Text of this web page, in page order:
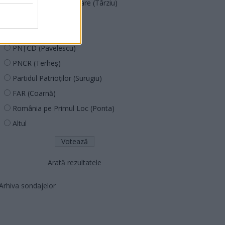
Acțiunea Conservatoare (Târziu)
PNȚCD (Pavelescu)
PNCR (Terheș)
Partidul Patrioților (Surugiu)
FAR (Coarnă)
România pe Primul Loc (Ponta)
Altul
Arată rezultatele
sondajelor